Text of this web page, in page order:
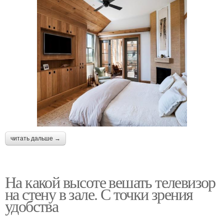
читать дальше →
На какой высоте вешать телевизор
на стену в зале. С точки зрения
удобства